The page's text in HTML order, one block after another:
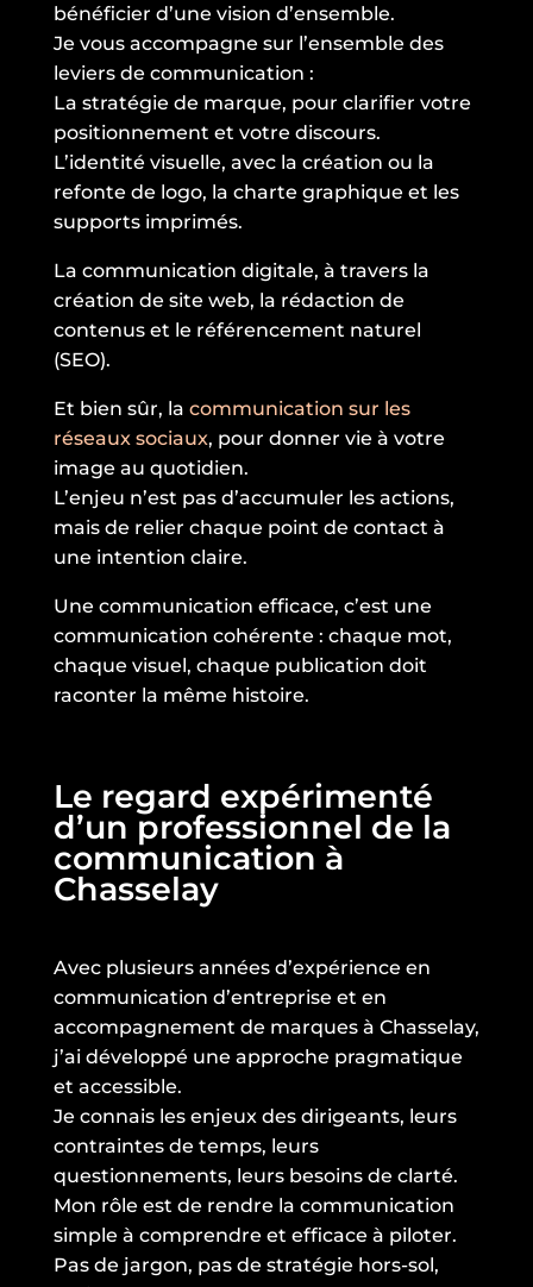
bénéficier d’une vision d’ensemble.
Je vous accompagne sur l’ensemble des
leviers de communication :
La stratégie de marque, pour clarifier votre
positionnement et votre discours.
L’identité visuelle, avec la création ou la
refonte de logo, la charte graphique et les
supports imprimés.
La communication digitale, à travers la
création de site web, la rédaction de
contenus et le référencement naturel
(SEO).
Et bien sûr, la communication sur les
réseaux sociaux, pour donner vie à votre
image au quotidien.
L’enjeu n’est pas d’accumuler les actions,
mais de relier chaque point de contact à
une intention claire.
Une communication efficace, c’est une
communication cohérente : chaque mot,
chaque visuel, chaque publication doit
raconter la même histoire.
Le regard expérimenté
d’un professionnel de la
communication à
Chasselay
Avec plusieurs années d’expérience en
communication d’entreprise et en
accompagnement de marques à Chasselay,
j’ai développé une approche pragmatique
et accessible.
Je connais les enjeux des dirigeants, leurs
contraintes de temps, leurs
questionnements, leurs besoins de clarté.
Mon rôle est de rendre la communication
simple à comprendre et efficace à piloter.
Pas de jargon, pas de stratégie hors-sol,